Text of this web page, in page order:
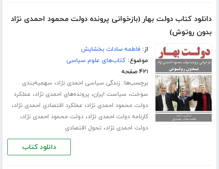
دانلود کتاب دولت بهار (بازخوانی پرونده دولت محمود احمدی نژاد
بدون روتوش)
از:فاطمه سادات بخشایش
موضوع:کتاب‌های علوم سیاسی
۴۲۱ صفحه
برچسب‌ها: زندگی سیاسی احمدی نژاد، سهمیه‌بندی
سوخت، سیاست ایران، پرونده‌های احمدی نژاد، عملکرد
دولت محمود احمدی نژاد، عملکرد اقتصادی احمدی نژاد،
کارنامه دولت احمدی نژاد،دولت محمود احمدی نژاد،
دولت احمدی نژاد، تحول اقتصادی
دانلود کتاب